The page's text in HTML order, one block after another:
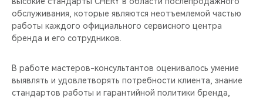
обслуживания, которые являются неотъемлемой частью
работы каждого официального сервисного центра
бренда и его сотрудников.
В работе мастеров-консультантов оценивалось умение
выявлять и удовлетворять потребности клиента, знание
стандартов работы и гарантийной политики бренда,